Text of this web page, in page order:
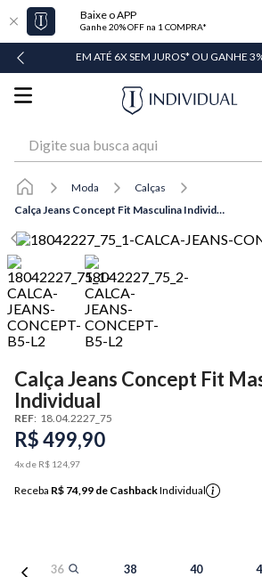
Baixe o APP
Ganhe 20% OFF na 1 COMPRA*
EM ATÉ 6X SEM JUROS* OU GANHE
Moda
Calças
Calça Jeans Concept Fit Masculina Individual
Calça Jeans Concept Fit
Individual
REF: 18.04.2227_75
R$499,90
4x de R$ 124 97
Receba R$ 74,99 de CashbackIndividual
36 38 40